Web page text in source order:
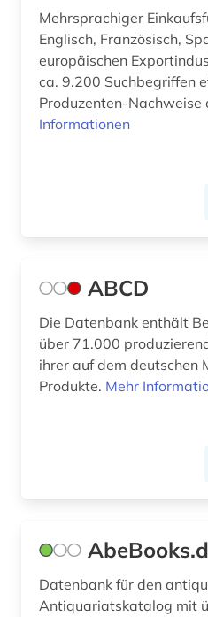
berufsanfang (1)
berufung professur (2)
bestatter (1)
betriebsdaten (1)
betriebssystem (1)
Mehrsprachiger
Englisch, Französisch,
europäischen
ca. 9.200 Suchbegriffen
Produzenten-Nachweise
Informationen
ABCD
Die Datenbank enthält
über 71.000
ihrer auf dem deutschen
Produkte. Mehr
Datenbank für den
Antiquariatskatalog mit